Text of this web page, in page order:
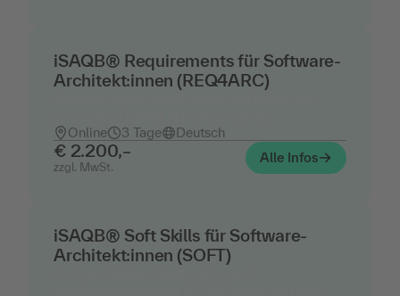
iSAQB® Requirements für Software-
Architekt:innen (REQ4ARC)
Online
3 Tage Deutsch
€ 2.200,–
zzgl. MwSt.
Alle Infos
iSAQB® Soft Skills für Software-
Architekt:innen (SOFT)